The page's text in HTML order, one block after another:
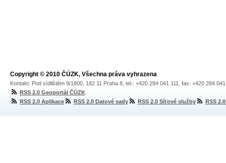
Copyright © 2010 ČÚZK, Všechna práva vyhrazena
Kontakt: Pod sídlištěm 9/1800, 182 11 Praha 8, tel.: +420 284 041 111, fax: +420 284
RSS 2.0 Geoportál ČÚZK
RSS 2.0 Aplikace
RSS 2.0 Datové sady RSS 2.0 Síťové služby RSS